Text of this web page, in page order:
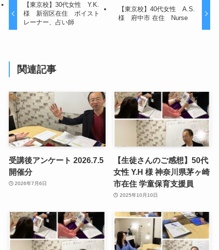
【東京校】30代女性 Y.K.
様 新宿区在住 ボイスト
レーナー、占い師
【東京校】40代女性 A.S.
様 府中市 在住 Nurse
関連記事
受講後アンケート 2026.7.5
開催分
2026年7月6日
【生徒さんのご感想】50代
女性 Y.H 様 神奈川県茅ヶ崎
市在住 学童保育支援員
2025年10月10日